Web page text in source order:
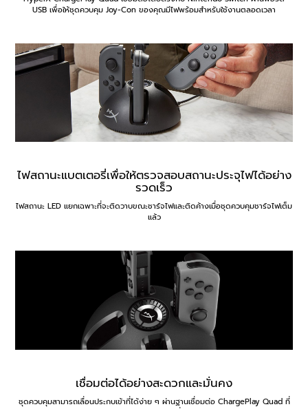
USB เพื่อให้ชุดควบคุม Joy-Con ของคุณมีไฟพร้อมสำหรับใช้งานตลอดเวลา
ไฟสถานะแบตเตอรี่เพื่อให้ตรวจสอบสถานะประจุไฟได้อย่าง
รวดเร็ว
ไฟสถานะ LED แยกเฉพาะที่จะติดวาบขณะชาร์จไฟและติดค้างเมื่อชุดควบคุมชาร์จไฟเต็ม
แล้ว
เชื่อมต่อได้อย่างสะดวกและมั่นคง
ชุดควบคุมสามารถเลื่อนประกบเข้าที่ได้ง่าย ๆ ผ่านฐานเชื่อมต่อ ChargePlay Quad ที่